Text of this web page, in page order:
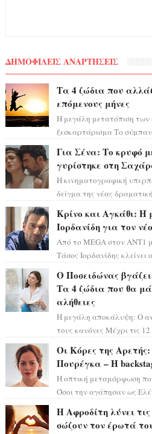
ΔΗΜΟΦΙΛΕΙΣ ΑΝΑΡΤΗΣΕΙΣ
Τα 4 ζώδια που
επόμενους μήνες
Η μεγάλη μετατόπιση των
ξεσκαρτάρισμα Το σύμπαν
Για Σένα: Το κρυφό
γυρίστηκε στη
Η κινηματογραφική
δείγμα της νέας
Κρίνο και Αγκάθι:
Ιορδανίδη για τον
Από το MEGA στον ΑΝΤ1
Τάσος Ιορδανίδης κλείνει
Ο Ποσειδώνας
Τα 4 ζώδια που θα
αλήθειες
Η μεγάλη αποκάλυψη: Ο
τους κανόνες Μέχρι τις
Οι Κόρες της
Πουρέγκα – H
Η οπτική μεταμόρφωση
Όσοι την αγάπησαν ως
Η Αφροδίτη λύνει
σώζουν τον έρωτά